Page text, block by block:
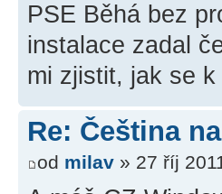
PSE Běhá bez
instalace zadal
mi zjistit, jak se
Re: Čeština
od milav » 27 říj